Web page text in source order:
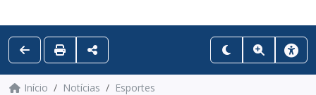
Início Notícias Esportes